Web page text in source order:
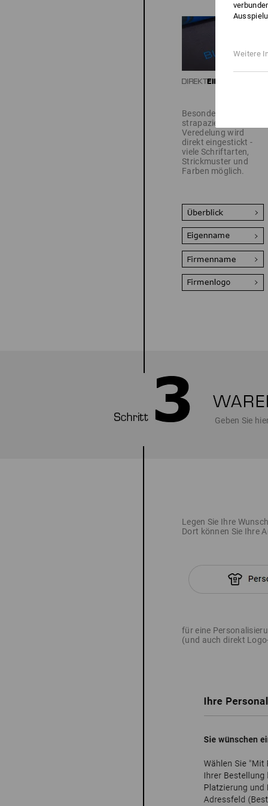
Besonders edel und
strapazierfähig: Ihre
Veredelung wird
direkt eingestickt -
viele Schriftarten,
Strickmuster und
Farben möglich.
Geben Sie
Legen Sie Ihre
Dort können Sie Ihre
für eine
(und auch direkt
Weitere